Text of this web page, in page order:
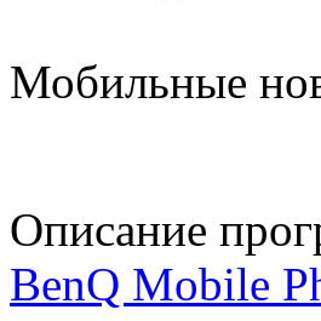
Мобильные
Описание
BenQ Mobile